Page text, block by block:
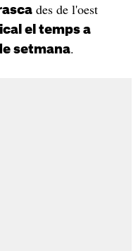
des de l'oest
el temps a
setmana.